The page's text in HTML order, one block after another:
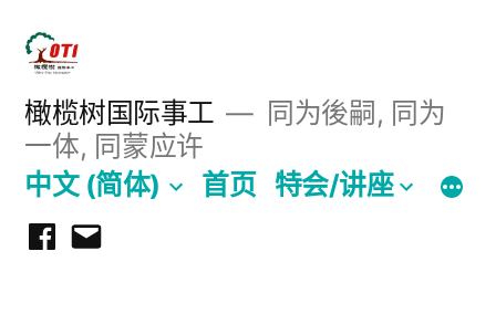
橄榄树国际事工
同为後嗣, 同为
一体, 同蒙应许
中文 (简体)
首页 特会/讲座
Facebook
Email